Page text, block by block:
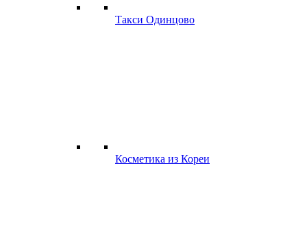
Такси Одинцово
Косметика из Кореи